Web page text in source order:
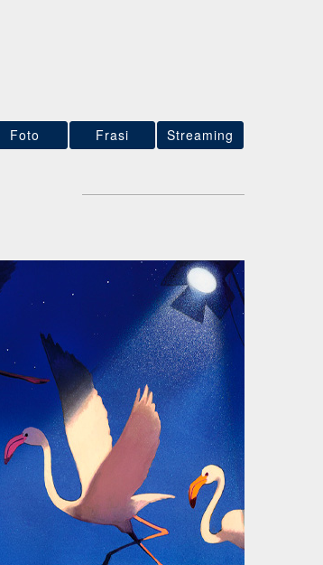
Foto Frasi Streaming
Commedia
- Francia,
2024, 101'
LA
GAZZA
LADRA
Drammatico
- Marocco,
2022, 122'
CAFTANO
BLU